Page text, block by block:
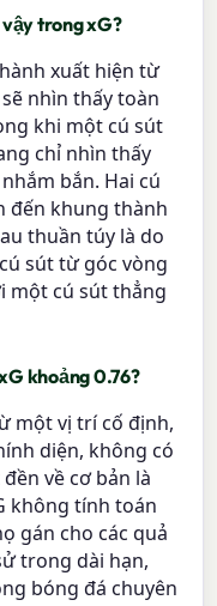
trong xG?
xuất hiện từ
nhìn thấy toàn
khi một cú sút
chỉ nhìn thấy
bắn. Hai cú
đến khung thành
thuần túy là do
sút từ góc vòng
một cú sút thẳng
khoảng 0.76?
một vị trí cố định,
diện, không có
về cơ bản là
không tính toán
gán cho các quả
trong dài hạn,
bóng đá chuyên